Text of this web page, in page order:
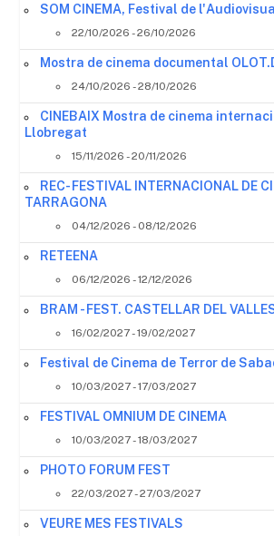
SOM CINEMA, Festival de
22/10/2026 - 26/10/2026
Mostra de cinema documental
24/10/2026 - 28/10/2026
CINEBAIX Mostra de cinema
Llobregat
15/11/2026 - 20/11/2026
REC- FESTIVAL INTERNACIONAL DE
TARRAGONA
04/12/2026 - 08/12/2026
RETEENA
06/12/2026 - 12/12/2026
BRAM - FEST. CASTELLAR DEL
16/02/2027 - 19/02/2027
Festival de Cinema de Terror de
10/03/2027 - 17/03/2027
FESTIVAL OMNIUM DE CINEMA
10/03/2027 - 18/03/2027
PHOTO FORUM FEST
22/03/2027 - 27/03/2027
VEURE MES FESTIVALS